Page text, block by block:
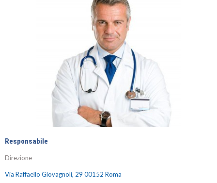
Responsabile
Direzione
Via Raffaello Giovagnoli, 29 00152 Roma